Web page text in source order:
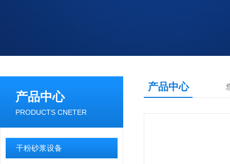
产品中心
PRODUCTS CNETER
干粉砂浆设备
产品中心